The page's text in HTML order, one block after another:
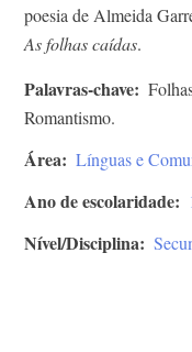
poesia de Almeida
As folhas caídas.
Palavras-chave
Romantismo.
Área Línguas e
Ano de escolaridade
Nível/Disciplina